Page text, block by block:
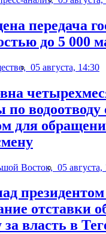
передача
до 5 000
05 августа, 14:30
по водоотводу
для
Восток, 05 августа,
отставки
за власть в